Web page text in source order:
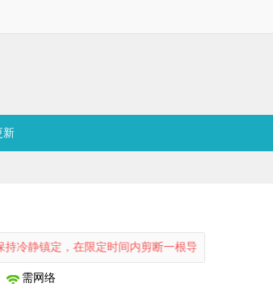
新
限定时间内剪断一根导线。具体选择哪条导线由
需网络